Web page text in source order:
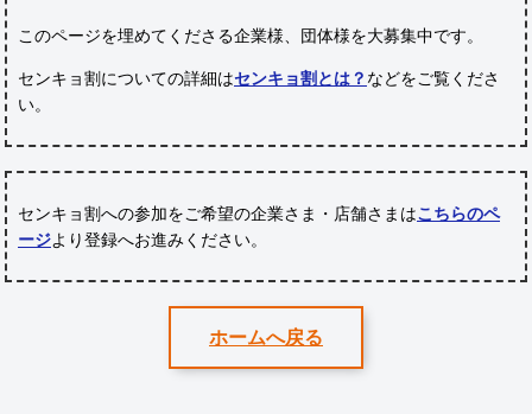
このページを埋めてくださる企業様、団体様を大募集中です。
センキョ割についての詳細はセンキョ割とは？ などをご覧くださ
い。
センキョ割への参加をご希望の企業さま・店舗さまはこちらのペ
ージより登録へお進みください。
ホームへ戻る